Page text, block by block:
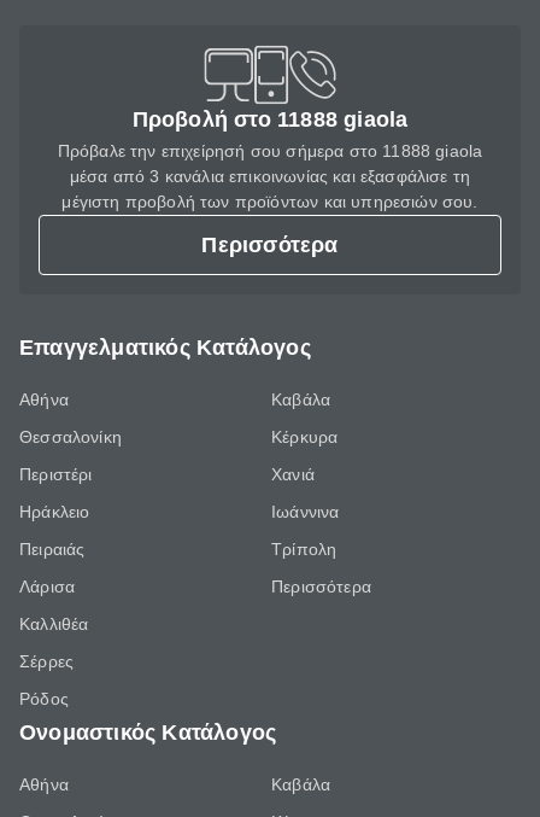
Προβολή στο 11888 giaola
Πρόβαλε την επιχείρησή σου σήμερα στο 11888 giaola
μέσα από 3 κανάλια επικοινωνίας και εξασφάλισε τη
μέγιστη προβολή των προϊόντων και υπηρεσιών σου.
Περισσότερα
Επαγγελματικός Κατάλογος
Αθήνα
Θεσσαλονίκη
Περιστέρι
Ηράκλειο
Πειραιάς
Λάρισα
Καλλιθέα
Σέρρες
Ρόδος
Καβάλα
Κέρκυρα
Χανιά
Ιωάννινα
Τρίπολη
Περισσότερα
Ονομαστικός Κατάλογος
Αθήνα
Καβάλα